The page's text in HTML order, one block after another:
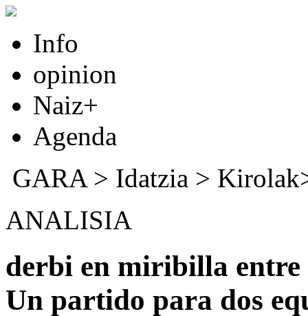
Info
opinion
Naiz+
Agenda
GARA> Idatzia >
ANALISIA
derbi en miribilla entre
Un partido para dos